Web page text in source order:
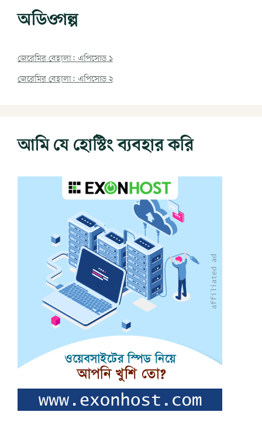
অডিওগল্প
জেরেমির বেহালা: এপিসোড ১
জেরেমির বেহালা: এপিসোড ২
আমি যে হোস্টিং ব্যবহার করি